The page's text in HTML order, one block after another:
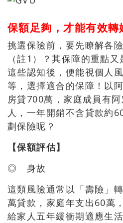
保額足夠，才能有效轉
挑選保險前，要先瞭解各
（註1）？其保障的重點
這些認知後，便能視個人
等，選擇適合的保障！以
房貸700萬，家庭成員有
人，一年開銷不含貸款約
劃保險呢？
【保額評估】
◎ 身故
這類風險通常以「壽險」
萬貸款，家庭年支出60萬
給家人五年緩衝期適應生